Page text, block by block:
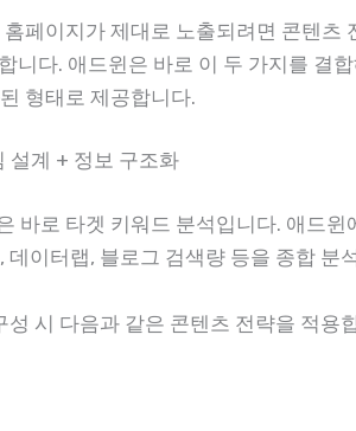
페이지가 제대로 노출되려면 콘텐츠
니다. 애드윈은 바로 이 두 가지를 결
형태로 제공합니다.
설계 + 정보 구조화
바로 타겟 키워드 분석입니다. 애드윈
데이터랩, 블로그 검색량 등을 종합 분
성 시 다음과 같은 콘텐츠 전략을 적용